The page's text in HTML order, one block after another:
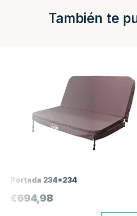
También te
Portada 231*231